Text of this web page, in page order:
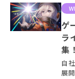
ゲ
ラ
集！
自
展